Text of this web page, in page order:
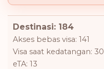
Destinasi: 184
Akses bebas visa: 141
Visa saat kedatangan: 30
eTA: 13